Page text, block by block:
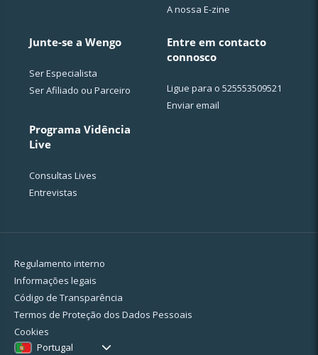
A nossa E-zine
Junte-se a Wengo
Ser Especialista
Ser Afiliado ou Parceiro
Programa Vidência
Live
Consultas Lives
Entrevistas
Entre em contacto
connosco
Ligue para o 525553509521
Enviar email
Regulamento interno
Informações legais
Código de Transparência
Termos de Proteção dos Dados Pessoais
Cookies
Portugal